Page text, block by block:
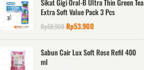
Sikat Gigi Oral-B Ultra Thin Green Tea
Extra Soft Value Pack 3 Pcs
Rp58.900Rp53.900
Sabun Cair Lux Soft Rose Refil 400
ml